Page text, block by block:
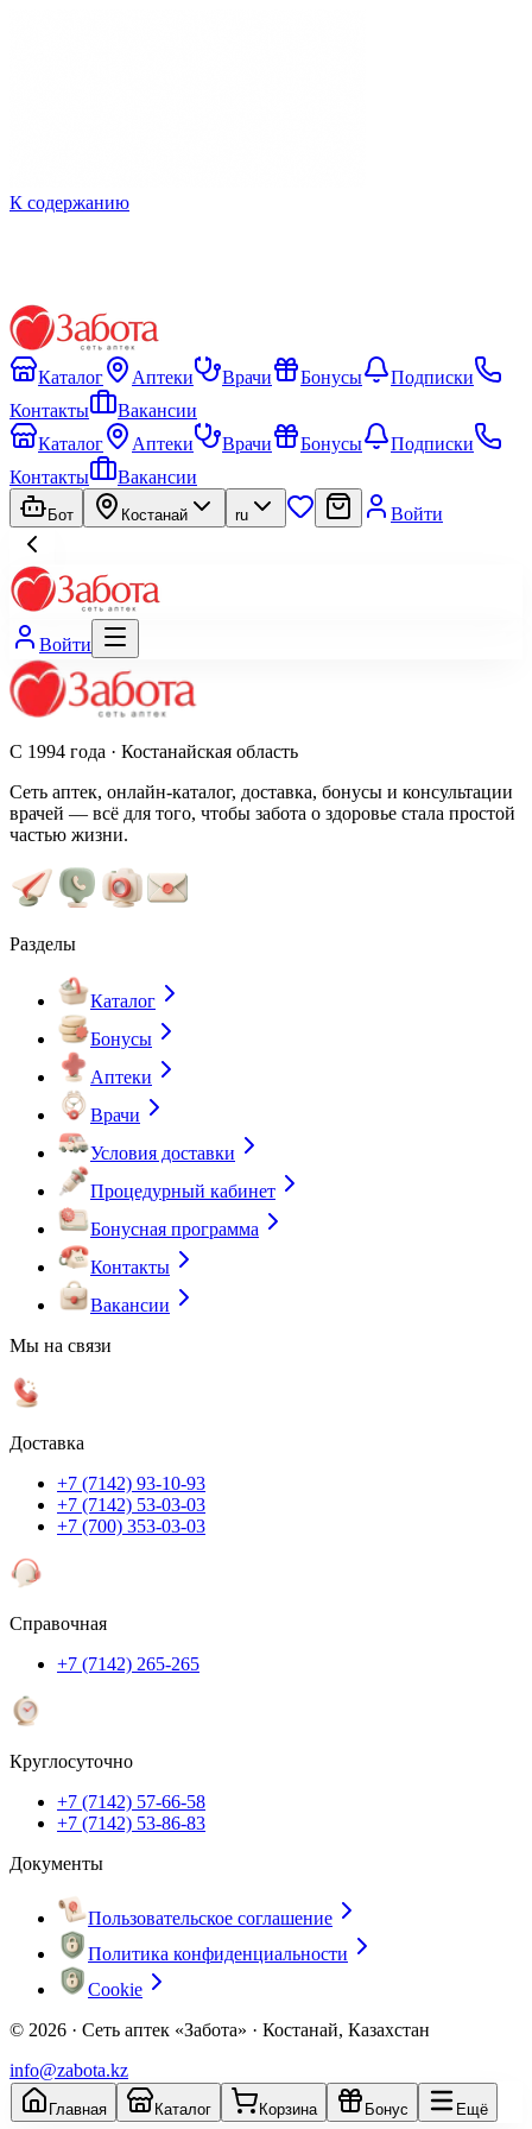
К содержанию
Каталог Аптеки Врачи Бонусы
Подписки
Контакты
Вакансии
Каталог
Аптеки Врачи Бонусы
Подписки
Контакты
Вакансии
Бот Костанай ru Войти
Войти
С 1994 года · Костанайская область
Сеть аптек, онлайн-каталог, доставка, бонусы и консультации
врачей — всё для того, чтобы забота о здоровье стала простой
частью жизни.
Разделы
Каталог
Бонусы
Аптеки
Врачи
Условия доставки
Процедурный кабинет
Бонусная программа
Контакты
Вакансии
Мы на связи
Доставка
+7 (7142) 93-10-93
+7 (7142) 53-03-03
+7 (700) 353-03-03
Справочная
+7 (7142) 265-265
Круглосуточно
+7 (7142) 57-66-58
+7 (7142) 53-86-83
Документы
Пользовательское соглашение
Политика конфиденциальности
Cookie
© 2026 · Сеть аптек «Забота» · Костанай, Казахстан
info@zabota.kz
Главная Каталог Корзина Бонус Ещё